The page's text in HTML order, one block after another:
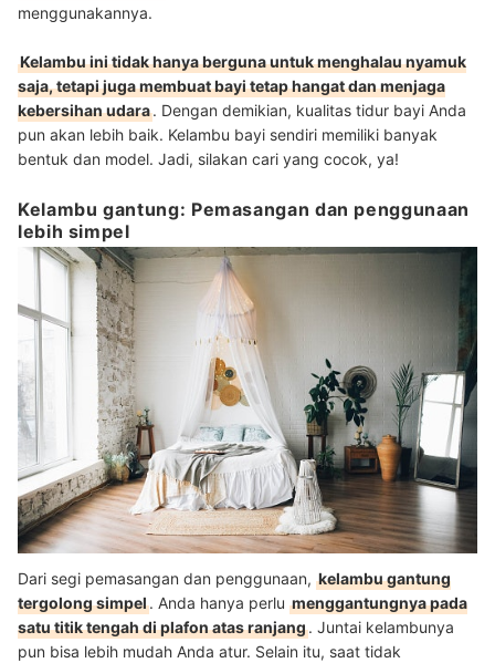
menggunakannya.
Kelambu ini tidak hanya berguna untuk menghalau nyamuk
saja, tetapi juga membuat bayi tetap hangat dan menjaga
kebersihan udara. Dengan demikian, kualitas tidur bayi Anda
pun akan lebih baik. Kelambu bayi sendiri memiliki banyak
bentuk dan model. Jadi, silakan cari yang cocok, ya!
Kelambu gantung: Pemasangan dan penggunaan
lebih simpel
Dari segi pemasangan dan penggunaan, kelambu gantung
tergolong simpel. Anda hanya perlu menggantungnya pada
satu titik tengah di plafon atas ranjang. Juntai kelambunya
pun bisa lebih mudah Anda atur. Selain itu, saat tidak